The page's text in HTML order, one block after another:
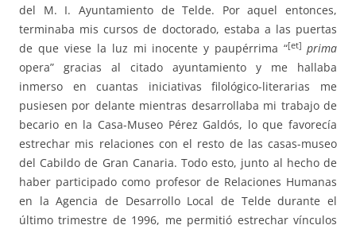
del M. I. Ayuntamiento de Telde. Por aquel entonces,
terminaba mis cursos de doctorado, estaba a las puertas
de que viese la luz mi inocente y paupérrima “[et] prima
opera” gracias al citado ayuntamiento y me hallaba
inmerso en cuantas iniciativas filológico-literarias me
pusiesen por delante mientras desarrollaba mi trabajo de
becario en la Casa-Museo Pérez Galdós, lo que favorecía
estrechar mis relaciones con el resto de las casas-museo
del Cabildo de Gran Canaria. Todo esto, junto al hecho de
haber participado como profesor de Relaciones Humanas
en la Agencia de Desarrollo Local de Telde durante el
último trimestre de 1996, me permitió estrechar vínculos